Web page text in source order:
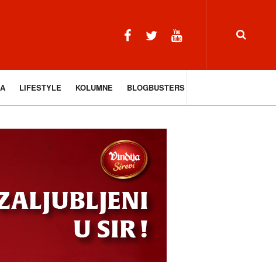
LIFESTYLE KOLUMNE BLOGBUSTERS